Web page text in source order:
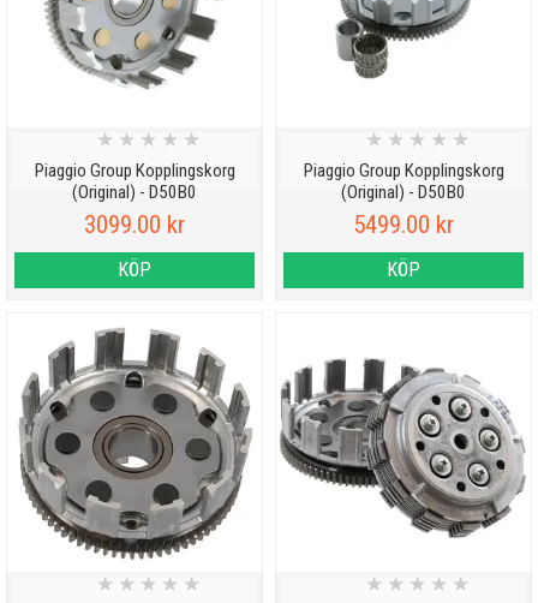
Piaggio Group Kopplingskorg
(Original) - D50B0
★ ★ ★ ★ ★
3099.00 kr
KÖP
Piaggio Group Kopplingskorg
(Original) - D50B0
★ ★ ★ ★ ★
5499.00 kr
KÖP
★ ★ ★ ★ ★ ★ ★ ★ ★ ★